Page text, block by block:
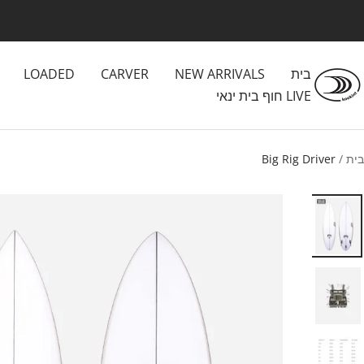
בית NEW ARRIVALS
CARVER
LOADED
LIVE חוף בית ינאי
Kookintstore
בית Big Rig Driver